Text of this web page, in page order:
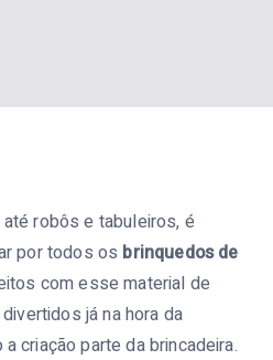
robôs e tabuleiros, é
por todos os brinquedos de
com esse material de
já na hora da
criação parte da brincadeira.